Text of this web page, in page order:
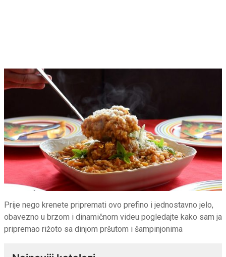
Prije nego krenete pripremati ovo prefino i jednostavno jelo,
obavezno u brzom i dinamičnom videu pogledajte kako sam ja
pripremao rižoto sa dinjom pršutom i šampinjonima